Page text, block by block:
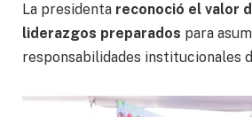
La presidenta reconoció el valor
liderazgos preparados para
responsabilidades institucionales